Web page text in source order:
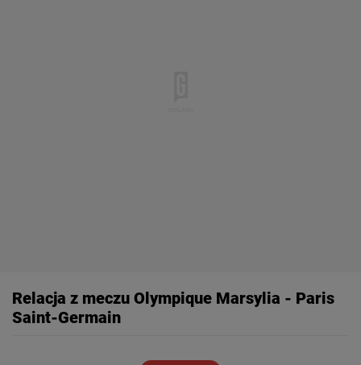
Relacja z meczu Olympique Marsylia - Paris
Saint-Germain